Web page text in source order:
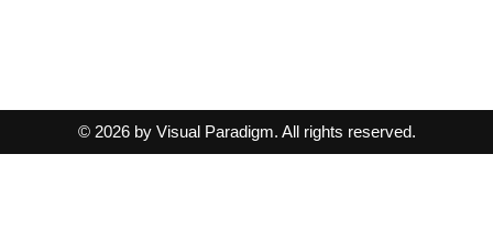
© 2026 by Visual Paradigm. All rights reserved.